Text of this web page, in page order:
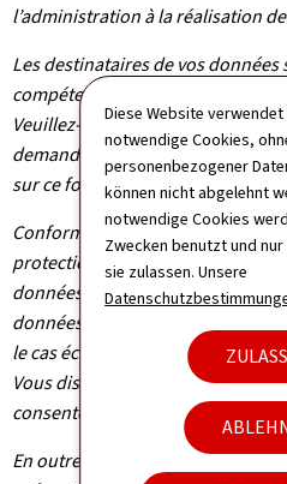
Diese Website
notwendige Cookies,
personenbezogener
können nicht abgelehnt
notwendige Cookies
Zwecken benutzt und
sie zulassen. Unsere
l’administration à la réalisation
Les destinataires de vos
compétentes dans le cadre du
Veuillez-vous adresser à
demande pour connaître les
sur ce formulaire.
Conformément au règlement (UE)
protection des personnes
données à caractère personnel
données, vous bénéficiez d’un
le cas échéant d’effacement des
Vous disposez également du droit
consentement à tout moment.
En outre et excepté le cas où le